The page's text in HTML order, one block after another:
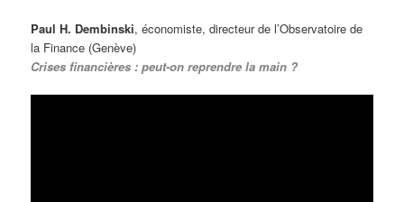
Paul H. Dembinski, économiste, directeur de l’Observatoire de
la Finance (Genève)
Crises financières : peut-on reprendre la main ?